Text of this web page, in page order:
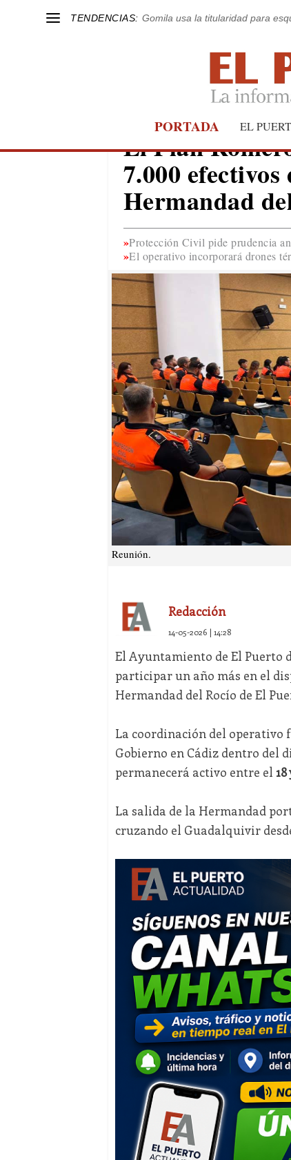
TENDENCIAS: Gomila usa la titularidad para
PORTADA EL
EL PUERTO
El Plan
7.000
Hermandad
Protección Civil pide prudencia
El operativo incorporará drones
Reunión.
Redacción
14-05-2026 | 14:28
El Ayuntamiento de El Puerto
participar un año más en el
Hermandad del Rocío de El
La coordinación del operativo
Gobierno en Cádiz dentro del
permanecerá activo entre el
La salida de la Hermandad
cruzando el Guadalquivir